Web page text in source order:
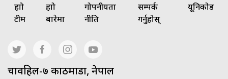
हाम्रो
टीम
हाम्रो
बारेमा
गोपनीयता
नीति
सम्पर्क
गर्नुहोस्
यूनिकोड
चावहिल-७ काठमाडौं, नेपाल